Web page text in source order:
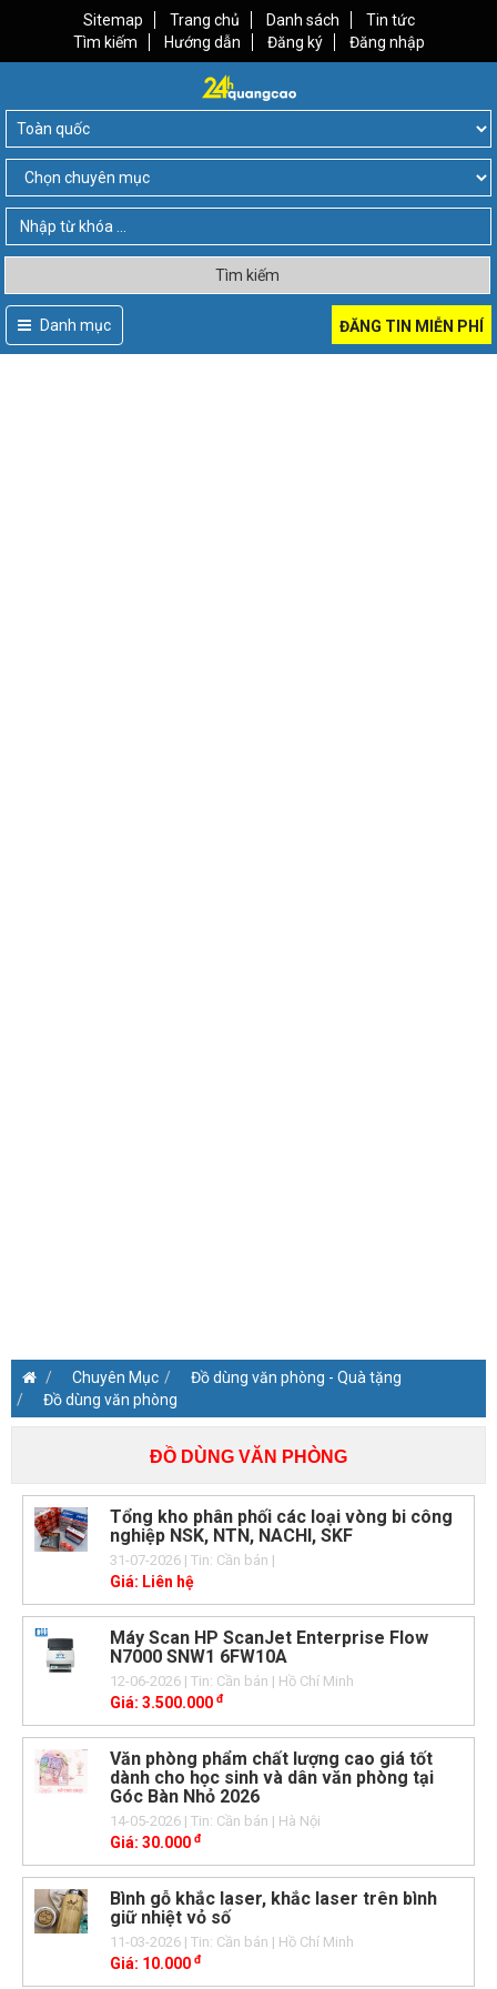
Sitemap Trang chủ Danh sách
Tin tức
Tìm kiếm
Hướng dẫn Đăng ký Đăng nhập
Tìm kiếm
Danh mục ĐĂNG TIN MIỄN PHÍ
Chuyên Mục
Đồ dùng văn phòng - Quà tặng
Đồ dùng văn phòng
ĐỒ DÙNG VĂN PHÒNG
Tổng kho phân phối các loại vòng bi công
nghiệp NSK, NTN, NACHI, SKF
31-07-2026| Tin: Cần bán |
Giá: Liên hệ
Máy Scan HP ScanJet Enterprise Flow
N7000 SNW1 6FW10A
12-06-2026| Tin: Cần bán | Hồ Chí Minh
Giá: 3.500.000 đ
Văn phòng phẩm chất lượng cao giá tốt
dành cho học sinh và dân văn phòng tại
Góc Bàn Nhỏ 2026
14-05-2026| Tin: Cần bán | Hà Nội
Giá: 30.000 đ
Bình gỗ khắc laser, khắc laser trên bình
giữ nhiệt vỏ số
11-03-2026| Tin: Cần bán | Hồ Chí Minh
Giá: 10.000 đ